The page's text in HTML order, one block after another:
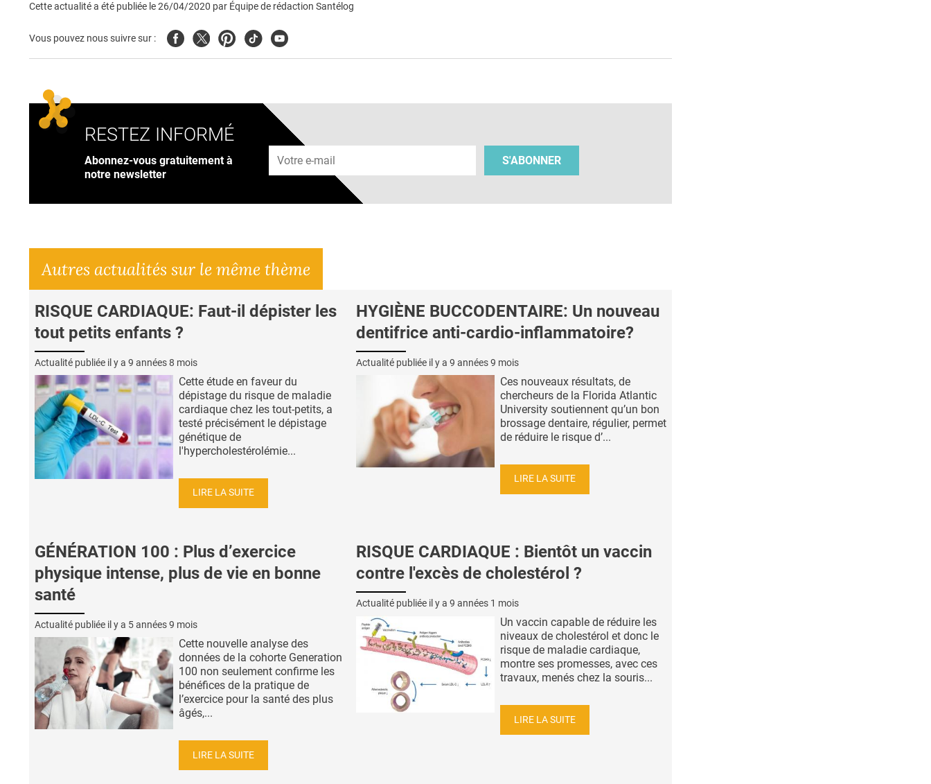
Cette actualité a été publiée le26/04/2020 par Équipe de rédaction Santélog
Vous pouvez nous suivre sur : FacebookTwitterPinterest
TiktokYoutube
RESTEZ INFORMÉ
Abonnez-vous gratuitement à
notre newsletter
Adresse e-mail
S'ABONNER
Autres actualités sur le même thème
RISQUE CARDIAQUE: Faut-il dépister les
tout petits enfants ?
Actualité publiée il y a 9 années 8 mois
Cette étude en faveur du
dépistage du risque de maladie
cardiaque chez les tout-petits, a
testé précisément le dépistage
génétique de
l'hypercholestérolémie...
LIRE LA SUITE
HYGIÈNE BUCCODENTAIRE: Un nouveau
dentifrice anti-cardio-inflammatoire?
Actualité publiée il y a 9 années 9 mois
Ces nouveaux résultats, de
chercheurs de la Florida Atlantic
University soutiennent qu’un bon
brossage dentaire, régulier, permet
de réduire le risque d’...
LIRE LA SUITE
GÉNÉRATION 100 : Plus d’exercice
physique intense, plus de vie en bonne
santé
Actualité publiée il y a 5 années 9 mois
Cette nouvelle analyse des
données de la cohorte Generation
100 non seulement confirme les
bénéfices de la pratique de
l’exercice pour la santé des plus
âgés,...
LIRE LA SUITE
RISQUE CARDIAQUE : Bientôt un vaccin
contre l'excès de cholestérol ?
Actualité publiée il y a 9 années 1 mois
Un vaccin capable de réduire les
niveaux de cholestérol et donc le
risque de maladie cardiaque,
montre ses promesses, avec ces
travaux, menés chez la souris...
LIRE LA SUITE